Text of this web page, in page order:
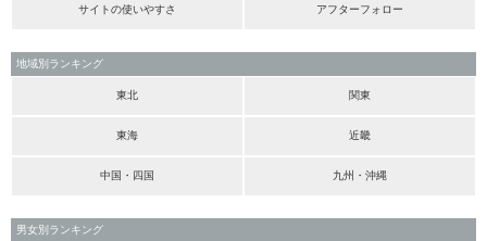
サイトの使いやすさ アフターフォロー
地域別ランキング
東北 関東
東海 近畿
中国・四国 九州・沖縄
男女別ランキング